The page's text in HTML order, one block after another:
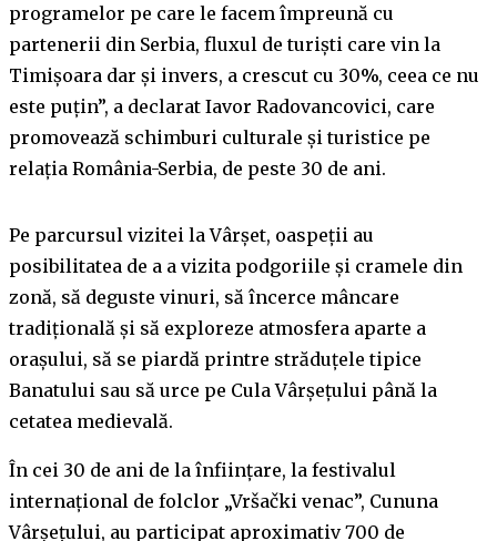
programelor pe care le facem împreună cu
partenerii din Serbia, fluxul de turiști care vin la
Timișoara dar și invers, a crescut cu 30%, ceea ce nu
este puțin”, a declarat Iavor Radovancovici, care
promovează schimburi culturale și turistice pe
relația România-Serbia, de peste 30 de ani.
Pe parcursul vizitei la Vârșet, oaspeții au
posibilitatea de a a vizita podgoriile și cramele din
zonă, să deguste vinuri, să încerce mâncare
tradițională și să exploreze atmosfera aparte a
orașului, să se piardă printre străduțele tipice
Banatului sau să urce pe Cula Vârșețului până la
cetatea medievală.
În cei 30 de ani de la înființare, la festivalul
internațional de folclor „Vršački venac”, Cununa
Vârșețului, au participat aproximativ 700 de